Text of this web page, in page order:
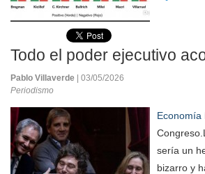
Todo el poder ejecutivo
Pablo Villaverde
| 03/05/2026
Periodismo
Economía
sería un
bizarro y